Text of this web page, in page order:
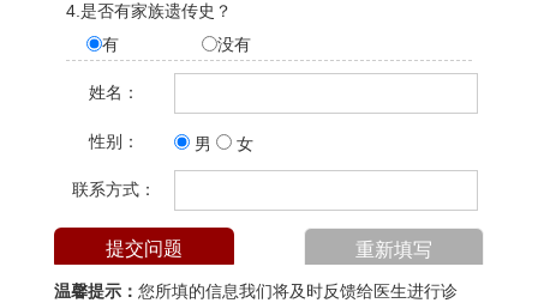
4.是否有家族遗传史？
有
没有
姓名：
性别： 男 女
联系方式：
温馨提示： 您所填的信息我们将及时反馈给医生进行诊